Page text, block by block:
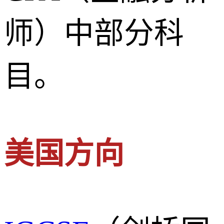
师）中部分科
目。
美国方向